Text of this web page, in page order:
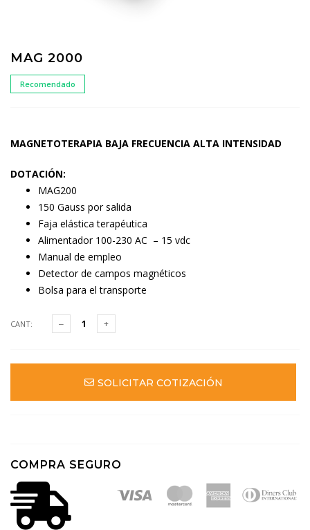
MAG 2000
Recomendado
MAGNETOTERAPIA BAJA FRECUENCIA ALTA INTENSIDAD
DOTACIÓN:
MAG200
150 Gauss por salida
Faja elástica terapéutica
Alimentador 100-230 AC – 15 vdc
Manual de empleo
Detector de campos magnéticos
Bolsa para el transporte
CANT:
SOLICITAR COTIZACIÓN
COMPRA SEGURO